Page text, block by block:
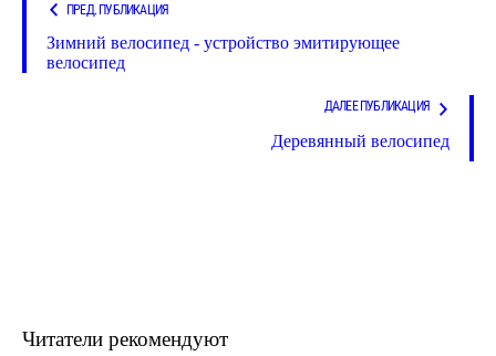
ПРЕД. ПУБЛИКАЦИЯ
Зимний велосипед - устройство эмитирующее
велосипед
ДАЛЕЕ ПУБЛИКАЦИЯ
Деревянный велосипед
Читатели рекомендуют